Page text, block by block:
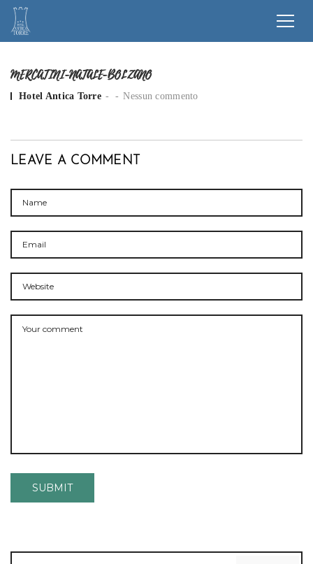
MERCATINI-NATALE-BOLZANO
Posted by
Hotel Antica Torre Nessun commento
LEAVE A COMMENT